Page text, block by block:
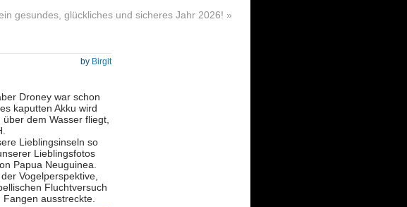
gesundes, glückliches und sicheres Jahr 2026! »
by Birgit
Droney war schon
kaputten Akku wird
dem Wasser fliegt,
Lieblingsinseln so
Lieblingsfotos
Papua Neuguinea.
Vogelperspektive,
Fluchtversuch
ausstreckte.